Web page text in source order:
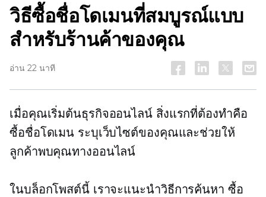
วิธีซื้อชื่อโดเมนที่สมบูรณ์แบบ
สำหรับร้านค้าของคุณ
อ่าน 22 นาที
เมื่อคุณเริ่มต้นธุรกิจออนไลน์ สิ่งแรกที่ต้องทำคือ
ซื้อชื่อโดเมน ระบุเว็บไซต์ของคุณและช่วยให้
ลูกค้าพบคุณทางออนไลน์
ในบล็อกโพสต์นี้ เราจะแนะนำวิธีการค้นหา ซื้อ